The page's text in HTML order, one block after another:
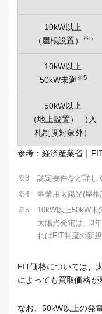
10kW以上
（屋根設置）
※5
10kW以上
50kW未満※5
50kW以上
（地上設置） （入
札制度対象外）
参考：経済産業省｜
※3
認定要件など詳し
※4
事業用太陽光(屋
※5
10kW以上50kW未
太陽光発電は、3
ればFIT制度の新
FIT価格については、
によっても買取価格が
なお、50kW以上の発